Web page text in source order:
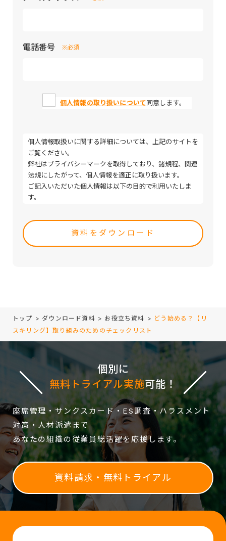
電話番号 ※必須
個人情報の取り扱いについて 同意します。
個人情報取扱いに関する詳細については、上記のサイトを
ご覧ください。
弊社はプライバシーマークを取得しており、諸規程、関連
法規にしたがって、個人情報を適正に取り扱います。
ご記入いただいた個人情報は以下の目的で利用いたしま
す。
注、決済および対応
・取引（提案）に基づく役務等の授受
・当社サービス等に関する情報の提供、収集および伝達
leave
this
field
トップ > ダウンロード資料 > お役立ち資料 > どう始める？【リ
スキリング】取り組みのためのチェックリスト
個別に
無料トライアル実施可能！
座席管理・サンクスカード・ES調査・ハラスメント
対策・人材派遣まで
あなたの組織の従業員総活躍を応援します。
資料請求・無料トライアル